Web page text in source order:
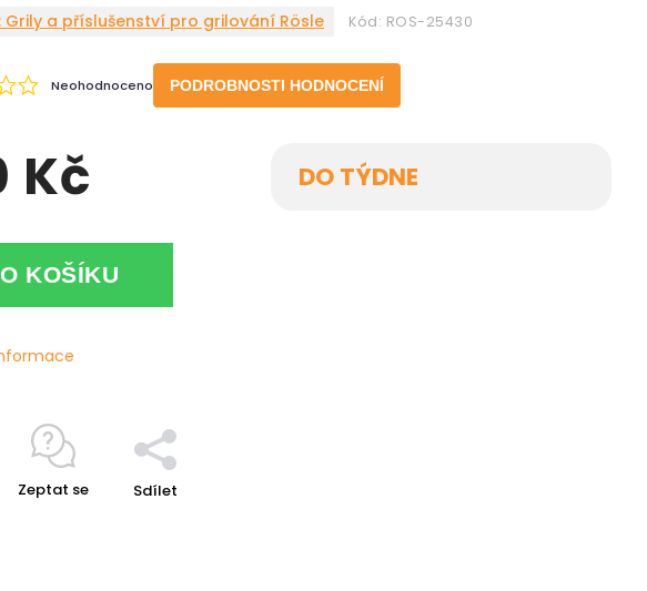
Grily a příslušenství pro grilování Rösle Kód: ROS-25430
Neohodnoceno PODROBNOSTI HODNOCENÍ
Kč DO TÝDNE
KOŠÍKU
Zeptat se Sdílet